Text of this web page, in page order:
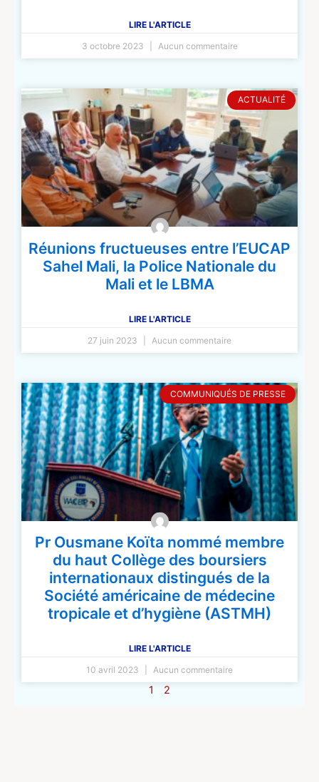
LIRE L'ARTICLE
3 octobre 2023
Aucun commentaire
ACTUALITÉ
Réunions fructueuses entre l’EUCAP
Sahel Mali, la Police Nationale du
Mali et le LBMA
LIRE L'ARTICLE
27 juin 2023
Aucun commentaire
COMMUNIQUÉS DE PRESSE
Pr Ousmane Koïta nommé membre
du haut Collège des boursiers
internationaux distingués de la
Société américaine de médecine
tropicale et d’hygiène (ASTMH)
LIRE L'ARTICLE
10 avril 2023
Aucun commentaire
1 2